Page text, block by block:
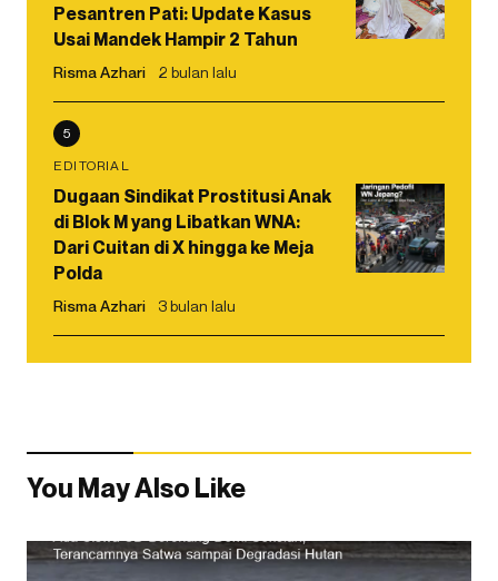
Pesantren Pati: Update Kasus
Usai Mandek Hampir 2 Tahun
Risma Azhari 2 bulan lalu
5
EDITORIAL
Dugaan Sindikat Prostitusi Anak
di Blok M yang Libatkan WNA:
Dari Cuitan di X hingga ke Meja
Polda
Risma Azhari 3 bulan lalu
You May Also Like